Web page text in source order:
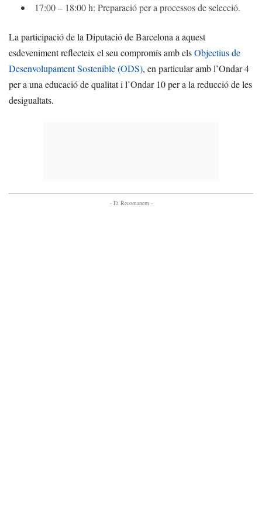
17:00 – 18:00 h: Preparació per a processos de selecció.
La participació de la Diputació de Barcelona a aquest
esdeveniment reflecteix el seu compromís amb elsObjectius de
Desenvolupament Sostenible (ODS), en particular amb l’Ondar 4
per a una educació de qualitat i l’Ondar 10 per a la reducció de les
desigualtats.
- Et Recomanem -